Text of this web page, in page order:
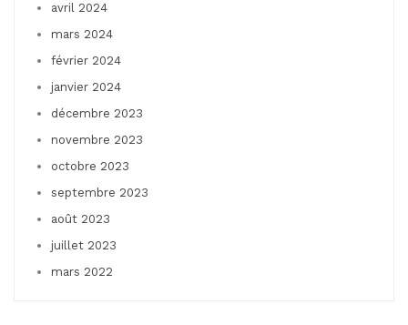
avril 2024
mars 2024
février 2024
janvier 2024
décembre 2023
novembre 2023
octobre 2023
septembre 2023
août 2023
juillet 2023
mars 2022